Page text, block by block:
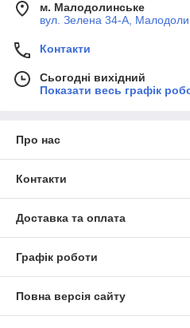
м. Малодолинське
вул. Зелена 34-А,
Контакти
Сьогодні вихідний
Показати весь графік
Про нас
Контакти
Доставка та оплата
Графік роботи
Повна версія сайту